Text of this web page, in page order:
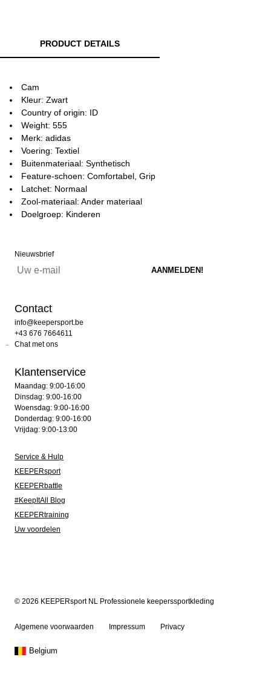
PRODUCT DETAILS
Cam
Kleur: Zwart
Country of origin: ID
Weight: 555
Merk: adidas
Voering: Textiel
Buitenmateriaal: Synthetisch
Feature-schoen: Comfortabel, Grip
Latchet: Normaal
Zool-materiaal: Ander materiaal
Doelgroep: Kinderen
Nieuwsbrief
Contact
info@keepersport.be
+43 676 7664611
Chat met ons
Klantenservice
Maandag: 9:00-16:00
Dinsdag: 9:00-16:00
Woensdag: 9:00-16:00
Donderdag: 9:00-16:00
Vrijdag: 9:00-13:00
Service & Hulp
KEEPERsport
KEEPERbattle
#KeepItAll Blog
KEEPERtraining
Uw voordelen
© 2026 KEEPERsport NL Professionele keeperssportkleding
Algemene voorwaarden Impressum Privacy
Belgium